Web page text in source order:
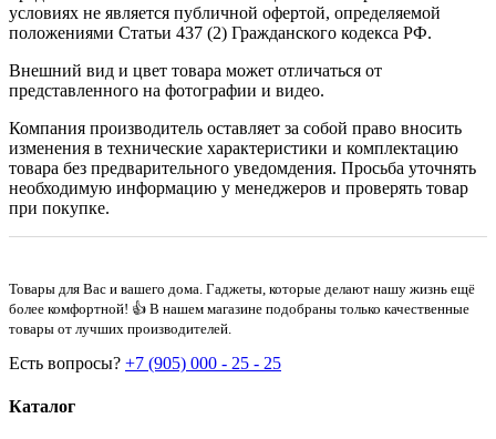
условиях не является публичной офертой, определяемой
положениями Статьи 437 (2) Гражданского кодекса РФ.
Внешний вид и цвет товара может отличаться от
представленного на фотографии и видео.
Компания производитель оставляет за собой право вносить
изменения в технические характеристики и комплектацию
товара без предварительного уведомдения. Просьба уточнять
необходимую информацию у менеджеров и проверять товар
при покупке.
Товары для Вас и вашего дома. Гаджеты, которые делают нашу жизнь ещё
более комфортной! 👍 В нашем магазине подобраны только качественные
товары от лучших производителей.
Есть вопросы? +7 (905) 000 - 25 - 25
Каталог